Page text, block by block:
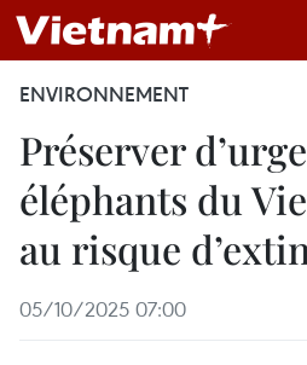
ENVIRONNEMENT
Préserver
éléphants du
au risque
05/10/2025 07:00